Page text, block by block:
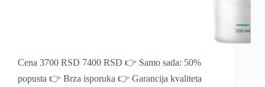
Cena 3700 RSD 7400 RSD 👉 Samo sada: 50%
popusta 👉 Brza isporuka 👉 Garancija kvaliteta